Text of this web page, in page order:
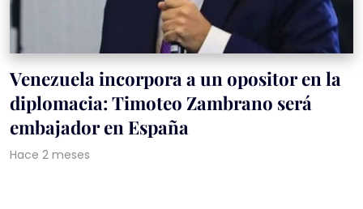
Venezuela incorpora a un opositor en la
diplomacia: Timoteo Zambrano será
embajador en España
Hace 2 meses